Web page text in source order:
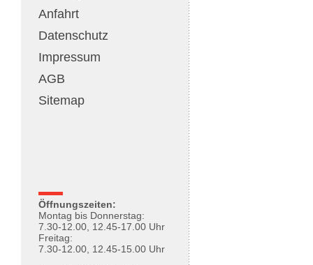
Anfahrt
Datenschutz
Impressum
AGB
Sitemap
Öffnungszeiten:
Montag bis Donnerstag:
7.30-12.00, 12.45-17.00 Uhr
Freitag:
7.30-12.00, 12.45-15.00 Uhr